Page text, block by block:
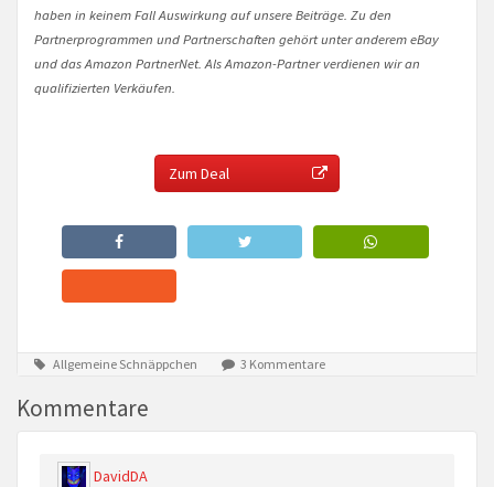
haben in keinem Fall Auswirkung auf unsere Beiträge. Zu den
Partnerprogrammen und Partnerschaften gehört unter anderem eBay
und das Amazon PartnerNet. Als Amazon-Partner verdienen wir an
qualifizierten Verkäufen.
Zum Deal
Allgemeine Schnäppchen 3 Kommentare
Kommentare
DavidDA